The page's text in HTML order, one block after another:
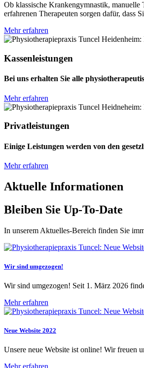
Ob klassische Krankengymnastik, manuelle
erfahrenen Therapeuten sorgen dafür, dass
Mehr erfahren
Kassenleistungen
Bei uns erhalten Sie alle
Mehr erfahren
Privatleistungen
Einige Leistungen werden von den
Mehr erfahren
Aktuelle Informationen
Bleiben Sie Up-To-Date
In unserem Aktuelles-Bereich finden Sie
Wir sind umgezogen!
Wir sind umgezogen! Seit 1. März 2026
Mehr erfahren
Neue Website 2022
Unsere neue Website ist online! Wir freuen